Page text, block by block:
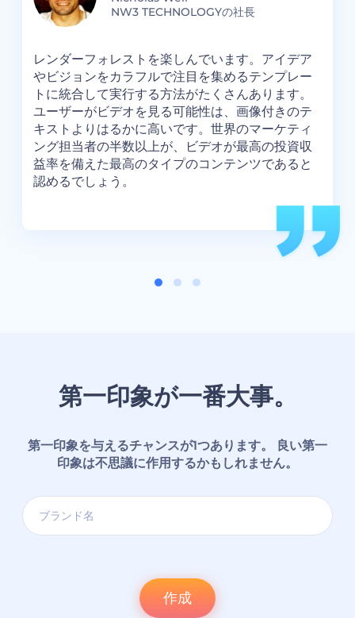
NW3 TECHNOLOGYの社長
レンダーフォレストを楽しんでいます。アイデア
やビジョンをカラフルで注目を集めるテンプレー
トに統合して実行する方法がたくさんあります。
ユーザーがビデオを見る可能性は、画像付きのテ
キストよりはるかに高いです。世界のマーケティ
ング担当者の半数以上が、ビデオが最高の投資収
益率を備えた最高のタイプのコンテンツであると
認めるでしょう。
第一印象が一番大事。
第一印象を与えるチャンスが1つあります。 良い第一
印象は不思議に作用するかもしれません。
作成